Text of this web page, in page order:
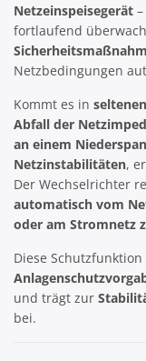
Netzeinspeisegerät
fortlaufend
Netzbedingungen
Kommt es in
Abfall der
an einem
Netzinstabilitäten,
Der Wechselrichter
automatisch vom
oder am Stromnetz
Diese
und trägt zur
bei.